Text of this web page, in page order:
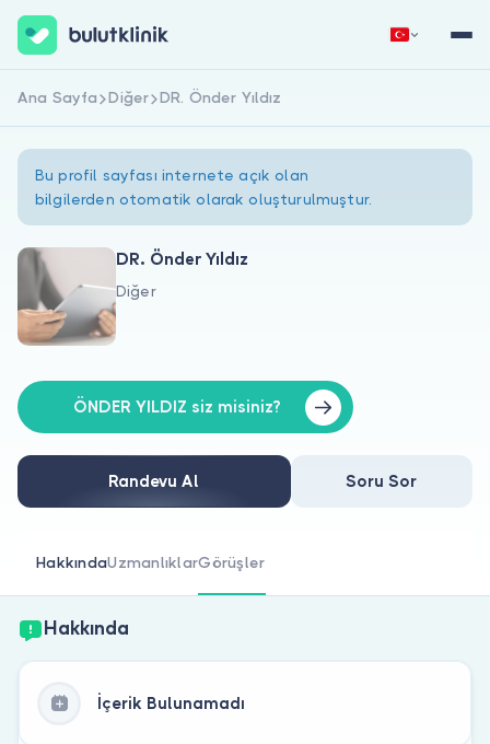
Hakkımızda
Doktorlar için
Doktor musunuz?
Hemen Kaydol
Ana Sayfa Diğer DR. Önder Yıldız
Bu profil sayfası internete açık olan
bilgilerden otomatik olarak oluşturulmuştur.
DR. Önder Yıldız
Diğer
ÖNDER YILDIZ siz misiniz?
Randevu Al Soru Sor
HakkındaUzmanlıklarGörüşler
Hakkında
İçerik Bulunamadı